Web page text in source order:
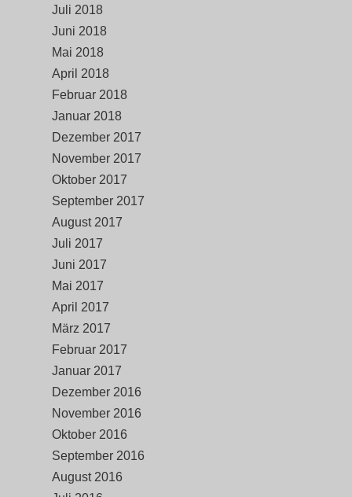
Juli 2018
Juni 2018
Mai 2018
April 2018
Februar 2018
Januar 2018
Dezember 2017
November 2017
Oktober 2017
September 2017
August 2017
Juli 2017
Juni 2017
Mai 2017
April 2017
März 2017
Februar 2017
Januar 2017
Dezember 2016
November 2016
Oktober 2016
September 2016
August 2016